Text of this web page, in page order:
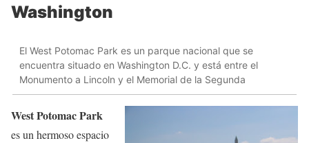
Washington
El West Potomac Park es un parque nacional que se
encuentra situado en Washington D.C. y está entre el
Monumento a Lincoln y el Memorial de la Segunda
West Potomac Park
es un hermoso espacio